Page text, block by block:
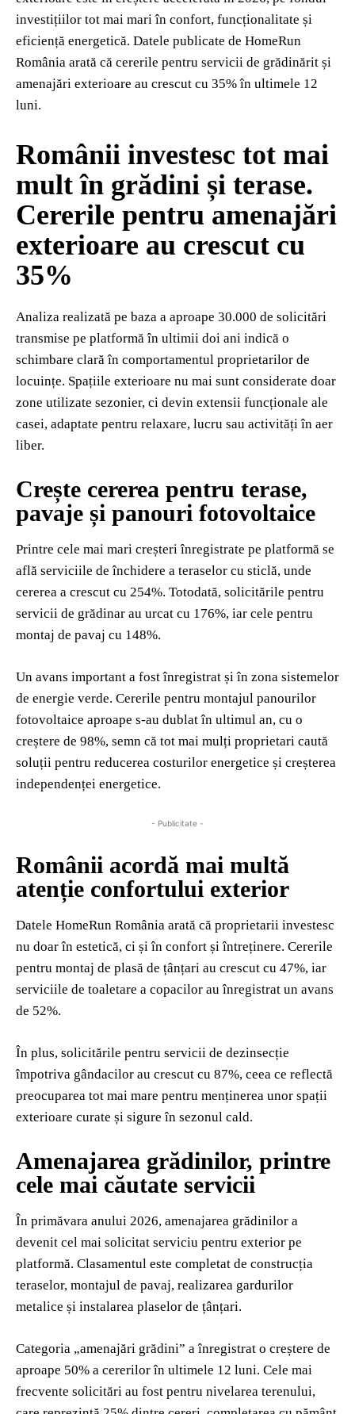
investițiilor tot mai mari în confort, funcționalitate și
eficiență energetică. Datele publicate de HomeRun
România arată că cererile pentru servicii de grădinărit și
amenajări exterioare au crescut cu 35% în ultimele 12
luni.
Românii investesc tot mai
mult în grădini și terase.
Cererile pentru amenajări
exterioare au crescut cu
35%
Analiza realizată pe baza a aproape 30.000 de solicitări
transmise pe platformă în ultimii doi ani indică o
schimbare clară în comportamentul proprietarilor de
locuințe. Spațiile exterioare nu mai sunt considerate doar
zone utilizate sezonier, ci devin extensii funcționale ale
casei, adaptate pentru relaxare, lucru sau activități în aer
liber.
Crește cererea pentru terase,
pavaje și panouri fotovoltaice
Printre cele mai mari creșteri înregistrate pe platformă se
află serviciile de închidere a teraselor cu sticlă, unde
cererea a crescut cu 254%. Totodată, solicitările pentru
servicii de grădinar au urcat cu 176%, iar cele pentru
montaj de pavaj cu 148%.
Un avans important a fost înregistrat și în zona sistemelor
de energie verde. Cererile pentru montajul panourilor
fotovoltaice aproape s-au dublat în ultimul an, cu o
creștere de 98%, semn că tot mai mulți proprietari caută
soluții pentru reducerea costurilor energetice și creșterea
independenței energetice.
- Publicitate -
Românii acordă mai multă
atenție confortului exterior
Datele HomeRun România arată că proprietarii investesc
nu doar în estetică, ci și în confort și întreținere. Cererile
pentru montaj de plasă de țânțari au crescut cu 47%, iar
serviciile de toaletare a copacilor au înregistrat un avans
de 52%.
În plus, solicitările pentru servicii de dezinsecție
împotriva gândacilor au crescut cu 87%, ceea ce reflectă
preocuparea tot mai mare pentru menținerea unor spații
exterioare curate și sigure în sezonul cald.
Amenajarea grădinilor, printre
cele mai căutate servicii
În primăvara anului 2026, amenajarea grădinilor a
devenit cel mai solicitat serviciu pentru exterior pe
platformă. Clasamentul este completat de construcția
teraselor, montajul de pavaj, realizarea gardurilor
metalice și instalarea plaselor de țânțari.
Categoria „amenajări grădini” a înregistrat o creștere de
aproape 50% a cererilor în ultimele 12 luni. Cele mai
frecvente solicitări au fost pentru nivelarea terenului,